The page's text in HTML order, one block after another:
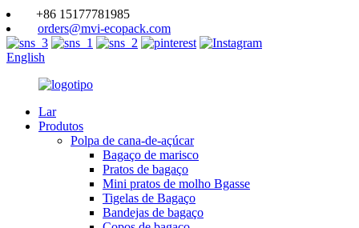
+86 15177781985
orders@mvi-ecopack.com
English
Lar
Produtos
Polpa de cana-de-açúcar
Bagaço de marisco
Pratos de bagaço
Mini pratos de molho Bgasse
Tigelas de Bagaço
Bandejas de bagaço